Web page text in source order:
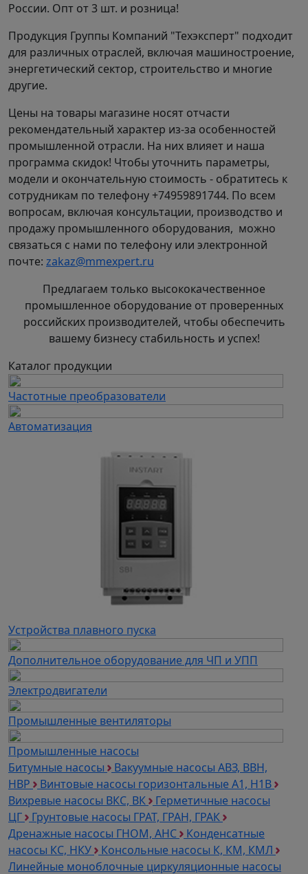
России. Опт от 3 шт. и розница!
Продукция Группы Компаний "Техэксперт" подходит
для различных отраслей, включая машиностроение,
энергетический сектор, строительство и многие
другие.
Цены на товары магазине носят отчасти
рекомендательный характер из-за особенностей
промышленной отрасли. На них влияет и наша
программа скидок! Чтобы уточнить параметры,
модели и окончательную стоимость - обратитесь к
сотрудникам по телефону +74959891744. По всем
вопросам, включая консультации, производство и
продажу промышленного оборудования, можно
связаться с нами по телефону или электронной
почте: zakaz@mmexpert.ru
Предлагаем только высококачественное
промышленное оборудование от проверенных
российских производителей, чтобы обеспечить
вашему бизнесу стабильность и успех!
Каталог продукции
Частотные преобразователи
Автоматизация
Устройства плавного пуска
Дополнительное оборудование для ЧП и УПП
Электродвигатели
Промышленные вентиляторы
Промышленные насосы
Битумные насосы
Вакуумные насосы АВЗ, ВВН,
НВР
Винтовые насосы горизонтальные А1, Н1В
Вихревые насосы ВКС, ВК
Герметичные насосы
ЦГ
Грунтовые насосы ГРАТ, ГРАН, ГРАК
Дренажные насосы ГНОМ, АНС
Конденсатные
насосы КС, НКУ
Консольные насосы К, КМ, КМЛ
Линейные моноблочные циркуляционные насосы